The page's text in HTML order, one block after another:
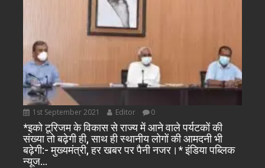
1st September 2021 Editor 0
*इको टूरिजम के विकास से राज्य में आने वाले पर्यटकों की
संख्या तो बढ़ेगी ही, साथ ही स्थानीय लोगों की आमदनी भी
बढ़ेगी:- मुख्यमंत्री, हर खबर पर पैनी नजर।* इंडिया पब्लिक
न्यूज…